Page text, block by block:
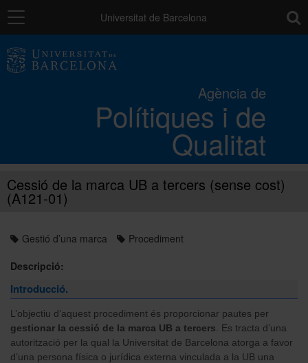
Navegació Universitat de Barcelona
Agència de
Polítiques i de
Qualitat
Els processos de qualitat UB
Activitats i projectes
Catàleg de serveis
Cessió de la marca UB a tercers (sense cost)
(A121-01)
Gestió d’una marca
Procediment
Descripció:
Introducció.
L’objectiu d’aquest procediment és proporcionar pautes per
gestionar la cessió de la marca UB a tercers . Es tracta d’una
autorització per la qual la Universitat de Barcelona atorga a favor
d’una persona física o jurídica externa vinculada a la UB una